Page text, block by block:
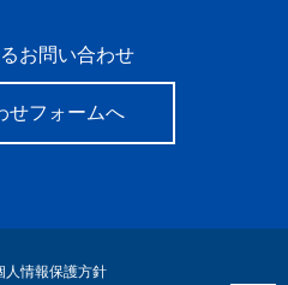
お問い合わせ
せフォームへ
人情報保護方針